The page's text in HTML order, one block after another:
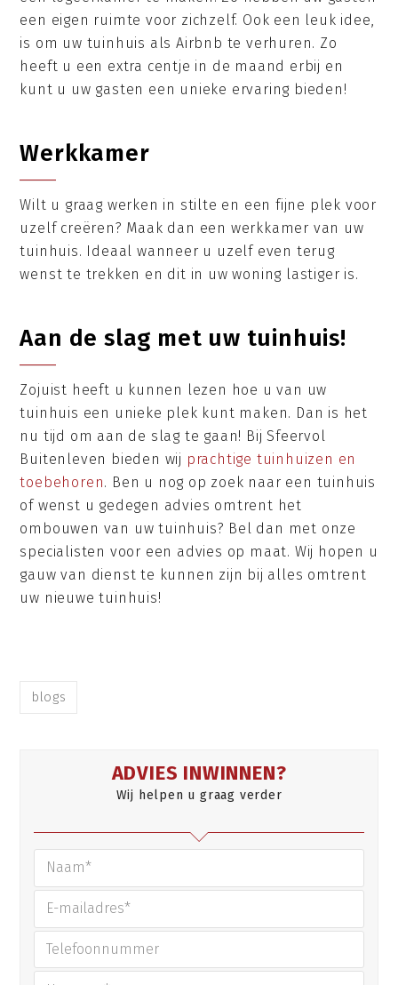
een eigen ruimte voor zichzelf. Ook een leuk idee,
is om uw tuinhuis als Airbnb te verhuren. Zo
heeft u een extra centje in de maand erbij en
kunt u uw gasten een unieke ervaring bieden!
Werkkamer
Wilt u graag werken in stilte en een fijne plek voor
uzelf creëren? Maak dan een werkkamer van uw
tuinhuis. Ideaal wanneer u uzelf even terug
wenst te trekken en dit in uw woning lastiger is.
Aan de slag met uw tuinhuis!
Zojuist heeft u kunnen lezen hoe u van uw
tuinhuis een unieke plek kunt maken. Dan is het
nu tijd om aan de slag te gaan! Bij Sfeervol
Buitenleven bieden wij prachtige tuinhuizen en
toebehoren. Ben u nog op zoek naar een tuinhuis
of wenst u gedegen advies omtrent het
ombouwen van uw tuinhuis? Bel dan met onze
specialisten voor een advies op maat. Wij hopen u
gauw van dienst te kunnen zijn bij alles omtrent
uw nieuwe tuinhuis!
blogs
ADVIES INWINNEN?
Wij helpen u graag verder